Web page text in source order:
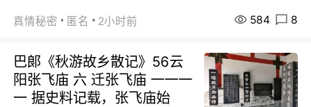
真情秘密 匿名 2小时前 584 8
巴郞《秋游故乡散记》56云
阳张飞庙 六 迁张飞庙 一一一
一 据史料记载，张飞庙始